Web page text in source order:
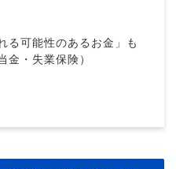
る可能性のあるお金」も
金・失業保険）